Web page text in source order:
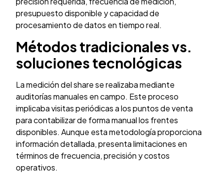
presupuesto disponible y capacidad de
procesamiento de datos en tiempo real.
Métodos tradicionales vs.
soluciones tecnológicas
La medición del share se realizaba mediante
auditorías manuales en campo. Este proceso
implicaba visitas periódicas a los puntos de venta
para contabilizar de forma manual los frentes
disponibles. Aunque esta metodología proporciona
información detallada, presenta limitaciones en
términos de frecuencia, precisión y costos
operativos.